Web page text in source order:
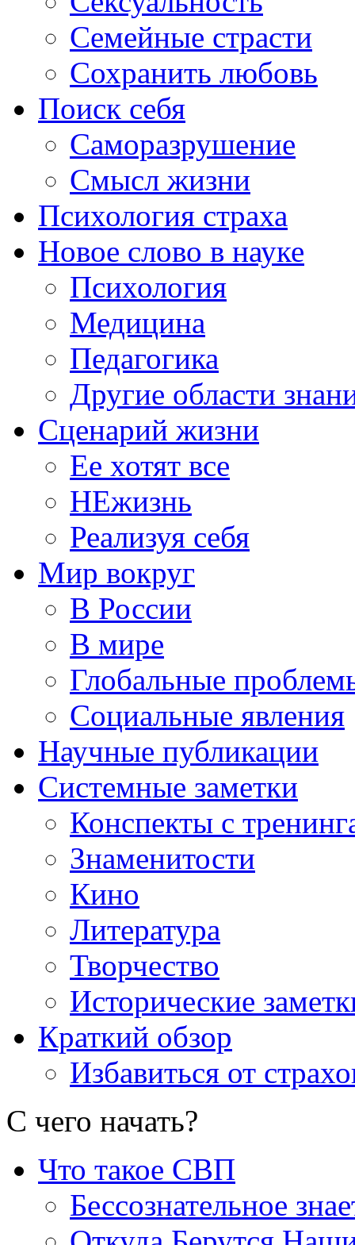
Семейные страсти
Сохранить любовь
Поиск себя
Саморазрушение
Смысл жизни
Психология страха
Новое слово в науке
Психология
Медицина
Педагогика
Другие области
Сценарий жизни
Ее хотят все
НЕжизнь
Реализуя себя
Мир вокруг
В России
В мире
Глобальные
Социальные явления
Научные публикации
Системные заметки
Конспекты с
Знаменитости
Кино
Литература
Творчество
Исторические
Краткий обзор
Избавиться от
С чего начать?
Что такое СВП
Бессознательное